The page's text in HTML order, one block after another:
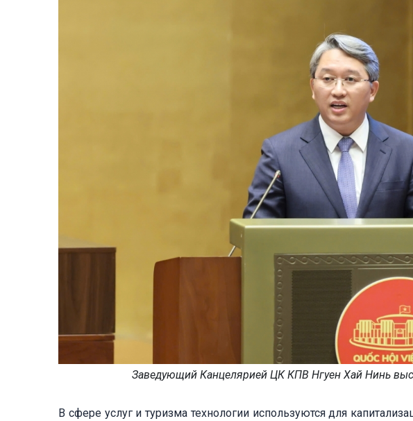
Заведующий Канцелярией ЦК КПВ Нгуен Хай Нинь
В сфере услуг и туризма технологии используются для